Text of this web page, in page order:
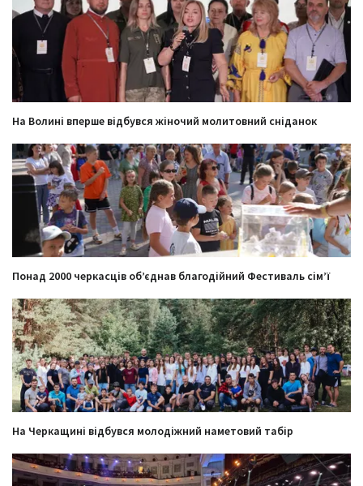
На Волині вперше відбувся жіночий молитовний сніданок
Понад 2000 черкасців об’єднав благодійний Фестиваль сім’ї
На Черкащині відбувся молодіжний наметовий табір